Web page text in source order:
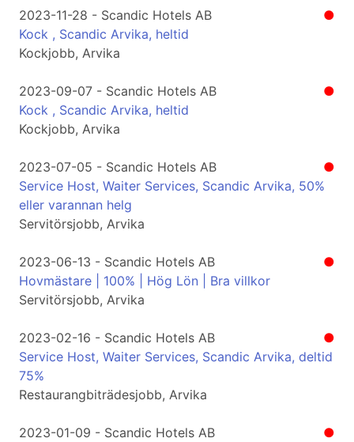
●
2023-11-28 - Scandic Hotels AB
Kock , Scandic Arvika, heltid
Kockjobb, Arvika
●
2023-09-07 - Scandic Hotels AB
Kock , Scandic Arvika, heltid
Kockjobb, Arvika
●
2023-07-05 - Scandic Hotels AB
Service Host, Waiter Services, Scandic Arvika, 50%
eller varannan helg
Servitörsjobb, Arvika
●
2023-06-13 - Scandic Hotels AB
Hovmästare | 100% | Hög Lön | Bra villkor
Servitörsjobb, Arvika
●
2023-02-16 - Scandic Hotels AB
Service Host, Waiter Services, Scandic Arvika, deltid
75%
Restaurangbiträdesjobb, Arvika
●
2023-01-09 - Scandic Hotels AB